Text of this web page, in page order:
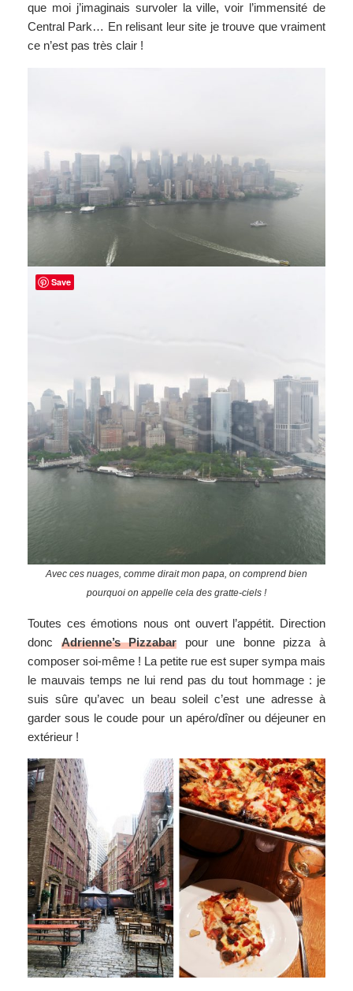
que moi j’imaginais survoler la ville, voir l’immensité de
Central Park… En relisant leur site je trouve que vraiment
ce n’est pas très clair !
Avec ces nuages, comme dirait mon papa, on comprend bien
pourquoi on appelle cela des gratte-ciels !
Toutes ces émotions nous ont ouvert l’appétit. Direction
donc Adrienne’s Pizzabar pour une bonne pizza à
composer soi-même ! La petite rue est super sympa mais
le mauvais temps ne lui rend pas du tout hommage : je
suis sûre qu’avec un beau soleil c’est une adresse à
garder sous le coude pour un apéro/dîner ou déjeuner en
extérieur !
Save